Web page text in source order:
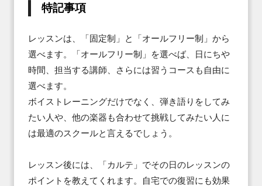
特記事項
レッスンは、「固定制」と「オールフリー制」から
選べます。「オールフリー制」を選べば、日にちや
時間、担当する講師、さらには習うコースも自由に
選べます。
ボイストレーニングだけでなく、弾き語りをしてみ
たい人や、他の楽器も合わせて挑戦してみたい人に
は最適のスクールと言えるでしょう。
レッスン後には、「カルテ」でその日のレッスンの
ポイントを教えてくれます。自宅での復習にも効果